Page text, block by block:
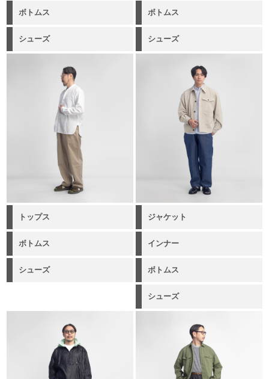
ボトムス ボトムス
シューズ シューズ
トップス ジャケット
ボトムス インナー
シューズ ボトムス
シューズ